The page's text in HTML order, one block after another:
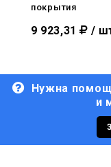
покрытия
9 923,31 /
Нужна
и
С